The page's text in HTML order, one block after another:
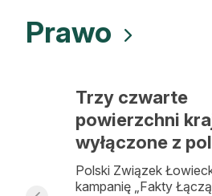
Prawo
Trzy czwarte
powierzchni
wyłączone z
Polski Związek
kampanię „Fakty